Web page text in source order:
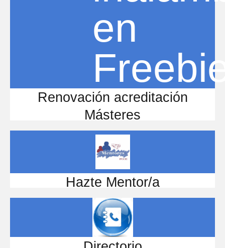
Renovación acreditación
Másteres
Hazte Mentor/a